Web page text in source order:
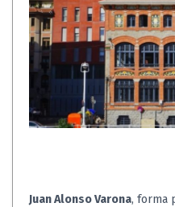
Juan Alonso Varona, forma